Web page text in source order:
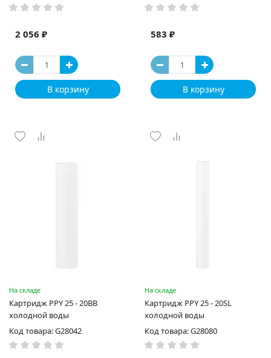
2 056 ₽
В корзину
583 ₽
В корзину
На складе
Картридж PPY 25 - 20BB
холодной воды
Код товара: G28042
На складе
Картридж PPY 25 - 20SL
холодной воды
Код товара: G28080